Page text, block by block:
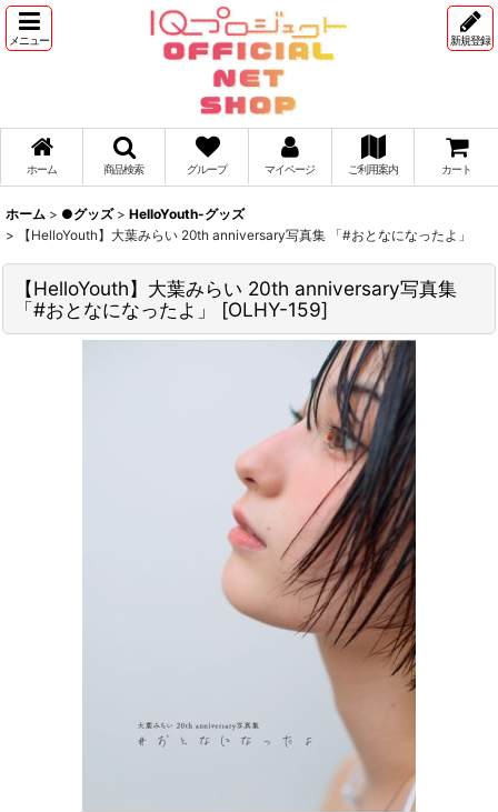
メニュー 新規登録
ホーム 商品検索 グループ マイページ ご利用案内 カート
ホーム > ●グッズ > HelloYouth-グッズ
>
【HelloYouth】大葉みらい 20th anniversary写真集 「#おとなになったよ」
【HelloYouth】大葉みらい 20th anniversary写真集
「#おとなになったよ」
[OLHY-159]